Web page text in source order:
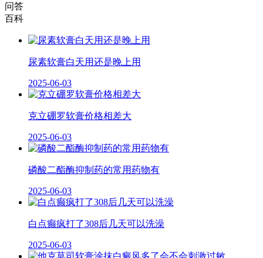
问答
百科
尿素软膏白天用还是晚上用
2025-06-03
克立硼罗软膏价格相差大
2025-06-03
磷酸二酯酶抑制药的常用药物有
2025-06-03
白点癫疯打了308后几天可以洗澡
2025-06-03